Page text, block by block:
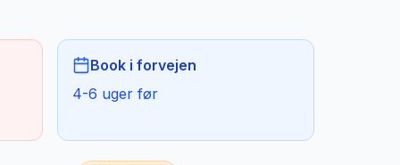
Book i forvejen
4-6 uger før